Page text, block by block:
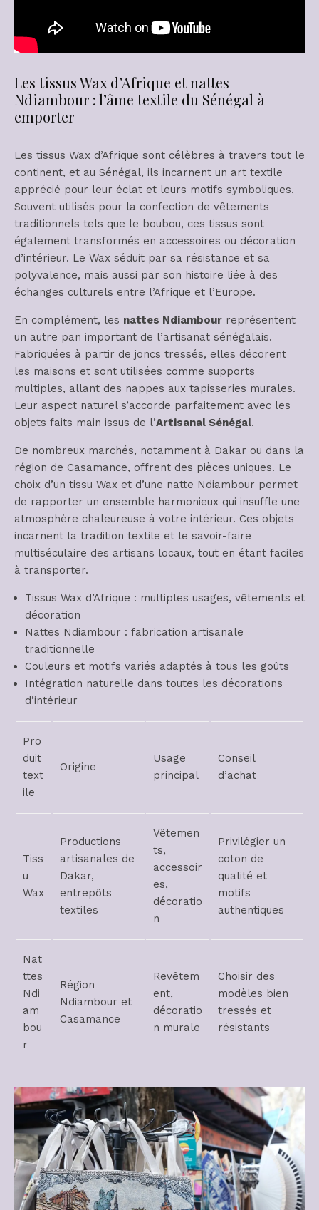
Les tissus Wax d’Afrique et nattes
Ndiambour : l’âme textile du Sénégal à
emporter
Les tissus Wax d’Afrique sont célèbres à travers tout le
continent, et au Sénégal, ils incarnent un art textile
apprécié pour leur éclat et leurs motifs symboliques.
Souvent utilisés pour la confection de vêtements
traditionnels tels que le boubou, ces tissus sont
également transformés en accessoires ou décoration
d’intérieur. Le Wax séduit par sa résistance et sa
polyvalence, mais aussi par son histoire liée à des
échanges culturels entre l’Afrique et l’Europe.
En complément, les nattes Ndiambour représentent
un autre pan important de l’artisanat sénégalais.
Fabriquées à partir de joncs tressés, elles décorent
les maisons et sont utilisées comme supports
multiples, allant des nappes aux tapisseries murales.
Leur aspect naturel s’accorde parfaitement avec les
objets faits main issus de l’Artisanal Sénégal.
De nombreux marchés, notamment à Dakar ou dans la
région de Casamance, offrent des pièces uniques. Le
choix d’un tissu Wax et d’une natte Ndiambour permet
de rapporter un ensemble harmonieux qui insuffle une
atmosphère chaleureuse à votre intérieur. Ces objets
incarnent la tradition textile et le savoir-faire
multiséculaire des artisans locaux, tout en étant faciles
à transporter.
Tissus Wax d’Afrique : multiples usages, vêtements et
décoration
Nattes Ndiambour : fabrication artisanale
traditionnelle
Couleurs et motifs variés adaptés à tous les goûts
Intégration naturelle dans toutes les décorations
d’intérieur
Pro
duit
text
ile
Origine
Usage
principal
Conseil
d’achat
Tiss
u
Wax
Productions
artisanales de
Dakar,
entrepôts
textiles
Vêtemen
ts,
accessoir
es,
décoratio
n
Privilégier un
coton de
qualité et
motifs
authentiques
Nat
ttes
Ndi
am
bou
r
Région
Ndiambour et
Casamance
Revêtem
ent,
décoratio
n murale
Choisir des
modèles bien
tressés et
résistants